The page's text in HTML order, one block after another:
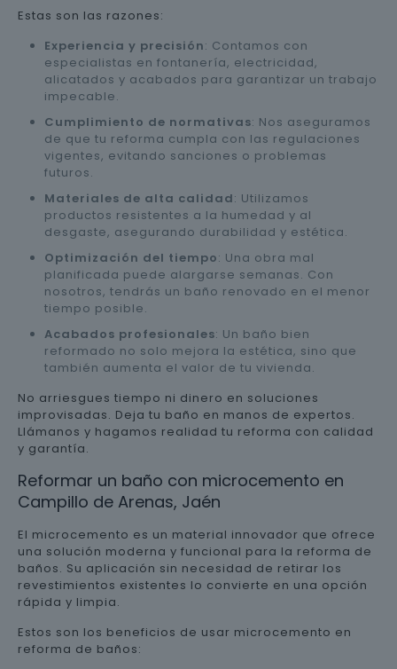
Estas son las razones:
Experiencia y precisión: Contamos con
especialistas en fontanería, electricidad,
alicatados y acabados para garantizar un trabajo
impecable.
Cumplimiento de normativas: Nos aseguramos
de que tu reforma cumpla con las regulaciones
vigentes, evitando sanciones o problemas
futuros.
Materiales de alta calidad: Utilizamos
productos resistentes a la humedad y al
desgaste, asegurando durabilidad y estética.
Optimización del tiempo: Una obra mal
planificada puede alargarse semanas. Con
nosotros, tendrás un baño renovado en el menor
tiempo posible.
Acabados profesionales: Un baño bien
reformado no solo mejora la estética, sino que
también aumenta el valor de tu vivienda.
No arriesgues tiempo ni dinero en soluciones
improvisadas. Deja tu baño en manos de expertos.
Llámanos y hagamos realidad tu reforma con calidad
y garantía.
Reformar un baño con microcemento en
Campillo de Arenas, Jaén
El microcemento es un material innovador que ofrece
una solución moderna y funcional para la reforma de
baños. Su aplicación sin necesidad de retirar los
revestimientos existentes lo convierte en una opción
rápida y limpia.
Estos son los beneficios de usar microcemento en
reforma de baños: